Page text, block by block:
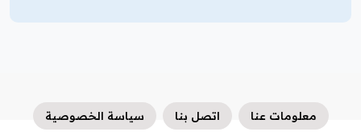
معلومات عنا اتصل بنا سياسة الخصوصية